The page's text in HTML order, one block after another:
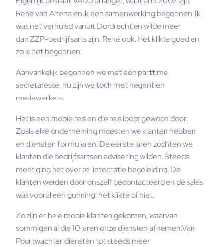
René van Altena en ik een samenwerking begonnen. Ik
was net verhuisd vanuit Dordrecht en wilde meer
dan ZZP-bedrijfsarts zijn. René ook. Het klikte goed en
zo is het begonnen.
Aanvankelijk begonnen we met één parttime
secretaresse, nu zijn we toch met negentien
medewerkers.
Het is een mooie reis en die reis loopt gewoon door.
Zoals elke onderneming moesten we klanten hebben
en diensten formuleren. De eerste jaren zochten we
klanten die bedrijfsartsen advisering wilden. Steeds
meer ging het over re-integratie begeleiding. De
klanten werden door onszelf gecontacteerd en de sales
was vooral een gunning: het klikte of niet.
Zo zijn er hele mooie klanten gekomen, waarvan
sommigen al die 10 jaren onze diensten afnemen.Van
Poortwachter diensten tot steeds meer